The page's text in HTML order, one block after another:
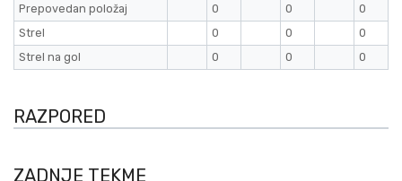
Prepovedan položaj
0 0
0
Strel
0 0
0
Strel na gol
0 0 0
RAZPORED
ZADNJE TEKME